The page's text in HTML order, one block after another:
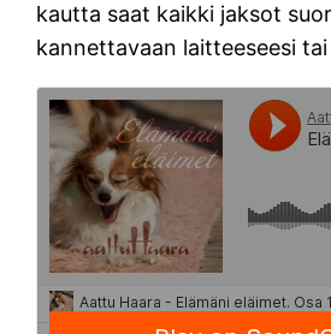
kautta saat kaikki jaksot
kannettavaan laitteeseesi